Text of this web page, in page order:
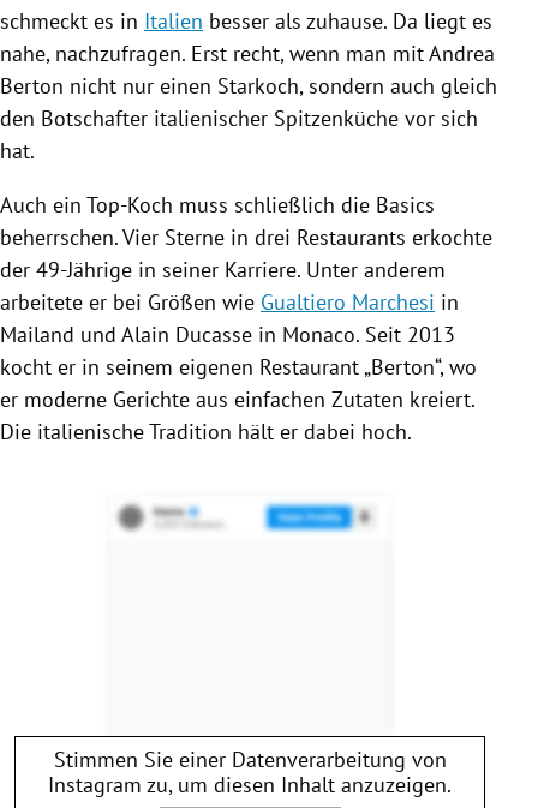
Untermenü
schmeckt es in Italien besser als zuhause. Da liegt es
nahe, nachzufragen. Erst recht, wenn man mitAndrea
Berton nicht nur einen Starkoch, sondern auch gleich
den Botschafter italienischer Spitzenküche vor sich
hat.
Auch ein Top-Koch muss schließlich die Basics
beherrschen. Vier Sterne in drei Restaurants erkochte
der 49-Jährige in seiner Karriere. Unter anderem
arbeitete er bei Größen wie Gualtiero Marchesi in
Mailand und Alain Ducasse in Monaco. Seit 2013
kocht er in seinem eigenen Restaurant„Berton“, wo
er moderne Gerichte aus einfachen Zutaten kreiert.
Die italienische Tradition hält er dabei hoch.
Stimmen Sie einer Datenverarbeitung von
Instagram zu, um diesen Inhalt anzuzeigen.